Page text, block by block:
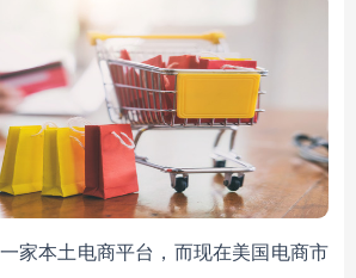
家本土电商平台，而现在美国电商市